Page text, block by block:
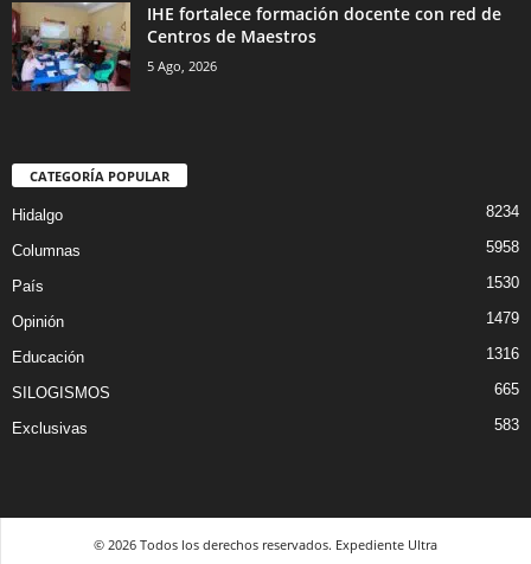
IHE fortalece formación docente con red de
Centros de Maestros
5 Ago, 2026
CATEGORÍA POPULAR
Hidalgo 8234
Columnas 5958
País 1530
Opinión 1479
Educación 1316
SILOGISMOS 665
Exclusivas 583
© 2026 Todos los derechos reservados. Expediente Ultra